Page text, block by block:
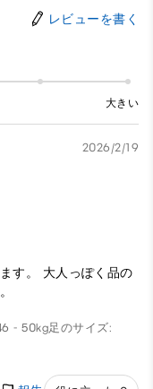
レビューを書く
大きい
2026/2/19
す。 大人っぽく品の
- 50kg足のサイズ: